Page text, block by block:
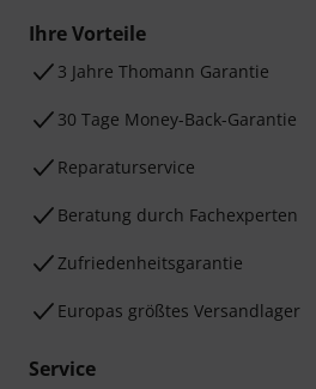
Ihre Vorteile
3 Jahre Thomann Garantie
30 Tage Money-Back-Garantie
Reparaturservice
Beratung durch Fachexperten
Zufriedenheitsgarantie
Europas größtes Versandlager
Service